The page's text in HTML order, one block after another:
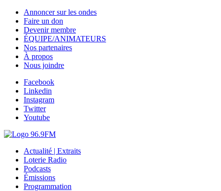
Annoncer sur les ondes
Faire un don
Devenir membre
ÉQUIPE/ANIMATEURS
Nos partenaires
À propos
Nous joindre
Facebook
Linkedin
Instagram
Twitter
Youtube
Actualité | Extraits
Loterie Radio
Podcasts
Émissions
Programmation